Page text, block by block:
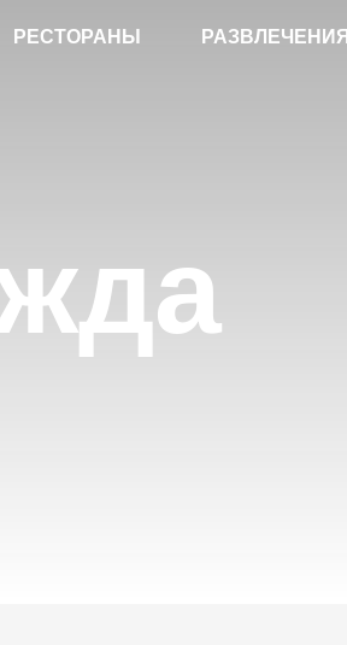
РЕСТОРАНЫ РАЗВЛЕЧЕНИЯ